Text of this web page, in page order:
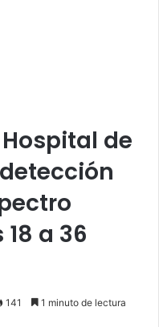
de
a 36
142 1 minuto de lectura